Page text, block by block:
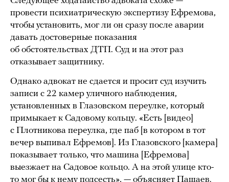
провести психиатрическую экспертизу Ефремова,
чтобы установить, мог ли он сразу после аварии
давать достоверные показания
об обстоятельствах ДТП. Суд и на этот раз
отказывает защитнику.
Однако адвокат не сдается и просит суд изучить
записи с 22 камер уличного наблюдения,
установленных в Глазовском переулке, который
примыкает к Садовому кольцу. «Есть [видео]
с Плотникова переулка, где паб [в котором в тот
вечер выпивал Ефремов]. Из Глазовского [камера]
показывает только, что машина [Ефремова]
выезжает на Садовое кольцо. А на этой улице кто-
то мог бы к нему подсесть», — объясняет Пашаев.